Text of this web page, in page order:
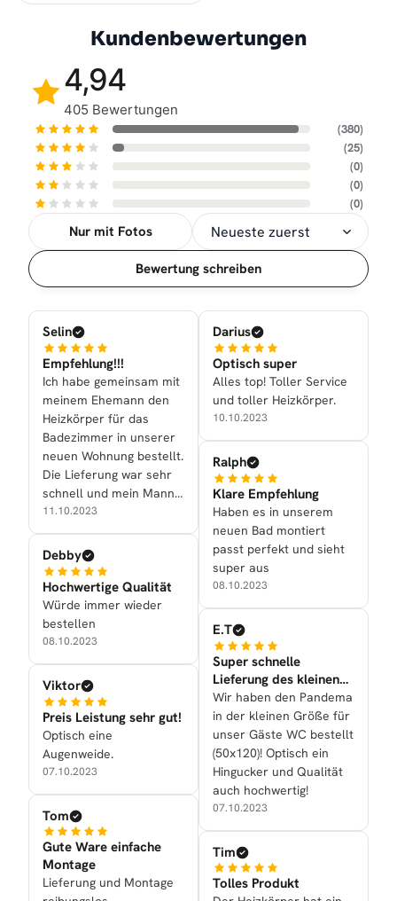
Kundenbewertungen
4,94
405 Bewertungen
(380)
(25)
(0)
(0)
(0)
Nur mit Fotos
Sortierung
Bewertung schreiben
Selin
Empfehlung!!!
Ich habe gemeinsam mit
meinem Ehemann den
Heizkörper für das
Badezimmer in unserer
neuen Wohnung bestellt.
Die Lieferung war sehr
schnell und mein Mann
konnte den Heizkörper
auch selber anbringen
(Dank der Anleitung). Der
Heizkörper PANDEMA ist
ein echter Hingucker und
sieht super aus!
11.10.2023
Debby
Hochwertige Qualität
Würde immer wieder
bestellen
08.10.2023
Viktor
Preis Leistung sehr gut!
Optisch eine
Augenweide.
07.10.2023
Tom
Gute Ware einfache
Montage
Lieferung und Montage
Darius
Optisch super
Alles top! Toller Service
und toller Heizkörper.
10.10.2023
Ralph
Klare Empfehlung
Haben es in unserem
neuen Bad montiert
passt perfekt und sieht
super aus
08.10.2023
E.T
Super schnelle
Lieferung des kleinen
Handtuchtrockners
Wir haben den Pandema
in der kleinen Größe für
unser Gäste WC bestellt
(50x120)! Optisch ein
Hingucker und Qualität
auch hochwertig!
07.10.2023
Tim
Tolles Produkt